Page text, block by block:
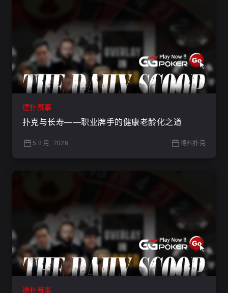
德扑赛事
扑克与长寿——职业牌手的健康老龄化之道
5 8 月, 2026 德州扑克
德扑赛事